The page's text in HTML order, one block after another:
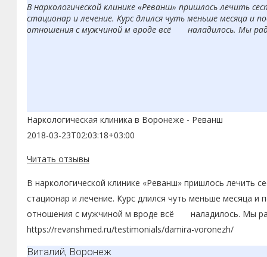
В наркологической клинике «Реванш» пришлось лечить
стационар и лечение. Курс длился чуть меньше месяца и
отношения с мужчиной м вроде всё наладилось. Мы
Наркологическая клиника в Воронеже - Реванш
2018-03-23T02:03:18+03:00
Читать отзывы
В наркологической клинике «Реванш» пришлось лечить
стационар и лечение. Курс длился чуть меньше месяца и
отношения с мужчиной м вроде всё наладилось. Мы
https://revanshmed.ru/testimonials/damira-voronezh/
Виталий, Воронеж